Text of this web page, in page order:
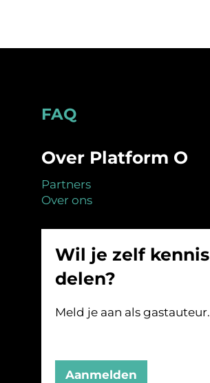
Footer
FAQ
Over Platform O
Partners
Over ons
Wil je zelf kennis
delen?
Meld je aan als gastauteur.
Aanmelden